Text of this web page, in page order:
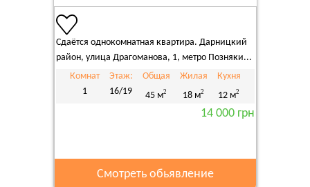
Сдаётся однокомнатная квартира. Дарницкий
район, улица Драгоманова, 1, метро Позняки...
Комнат
1
Этаж:
16/19
Общая
45 м2
Жилая
18 м2
Кухня
12 м2
14 000 грн
Смотреть обьявление